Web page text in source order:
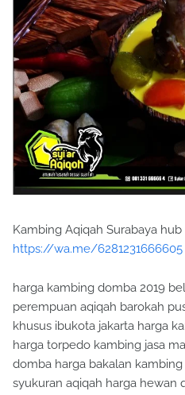
Kambing Aqiqah Surabaya hub
https://wa.me/6281231666605
harga kambing domba 2019
perempuan aqiqah barokah
khusus ibukota jakarta harga
harga torpedo kambing jasa
domba harga bakalan
syukuran aqiqah harga hewan